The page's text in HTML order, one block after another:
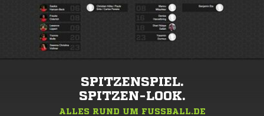
SPITZENSPIEL.
SPITZEN-LOOK.
ALLES RUND UM FUSSBALL.DE